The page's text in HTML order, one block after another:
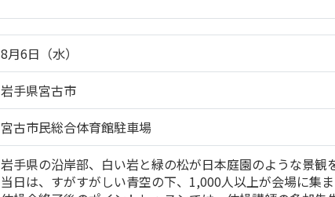
8月6日（水）
岩手県宮古市
宮古市民総合体育館駐車場
岩手県の沿岸部、白い岩と緑の松が日本庭園のような景観
当日は、すがすがしい青空の下、1,000人以上が会場に集